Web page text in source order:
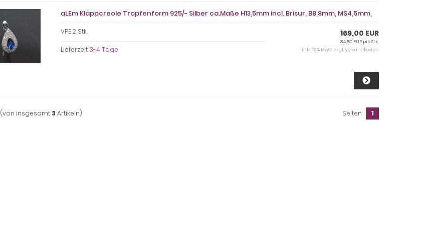
aLEm Klappcreole Tropfenform 925/- Silber ca.Maße H13,5mm incl. Brisur, B8,8mm, MS4,5mm,
VPE 2 Stk.
Lieferzeit:3-4 Tage
169,00 EUR
84,50 EUR pro Stk.
inkl. 19 % MwSt. zzgl.Versandkosten
(von insgesamt 3 Artikeln) Seiten: 1